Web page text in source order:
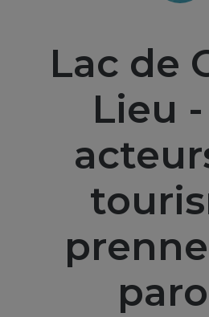
Lac de
Lieu